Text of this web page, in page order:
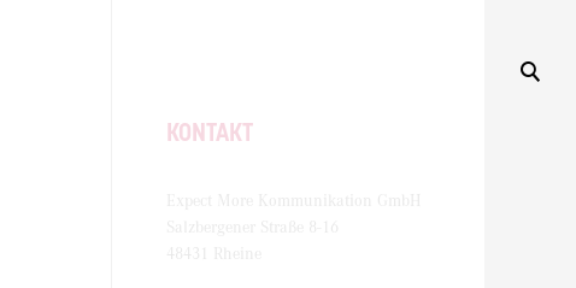
KONTAKT
Expect More Kommunikation GmbH
Salzbergener Straße 8-16
48431 Rheine